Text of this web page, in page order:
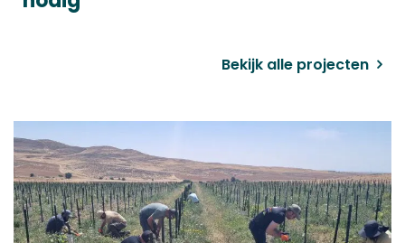
Bekijk alle projecten